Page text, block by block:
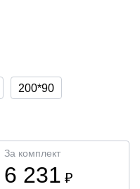
200*90
За комплект
6 231 ₽